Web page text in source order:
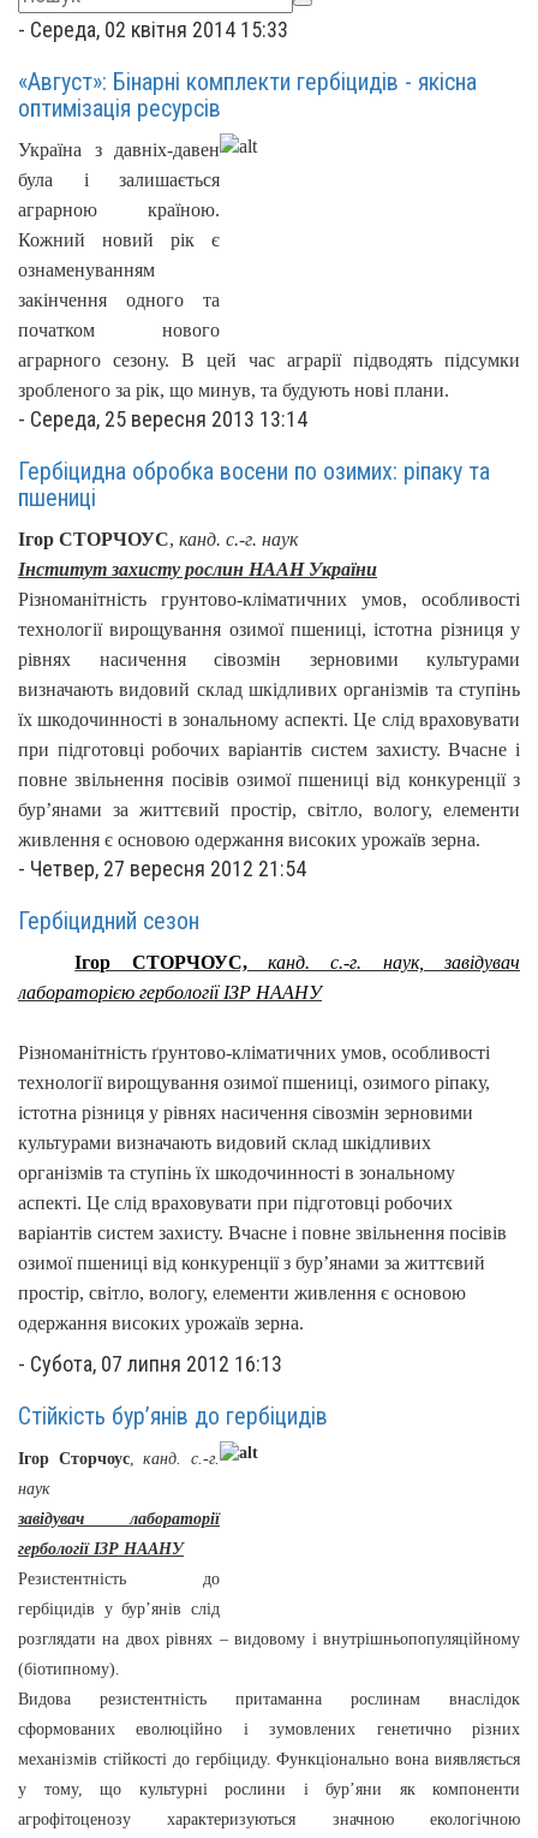
- Середа, 02 квітня 2014 15:33
«Август»: Бінарні комплекти гербіцидів - якісна
оптимізація ресурсів
Україна з давніх-давен
була і залишається
аграрною країною.
Кожний новий рік є
ознаменуванням
закінчення одного та
початком нового
аграрного сезону. В цей час аграрії підводять підсумки
зробленого за рік, що минув, та будують нові плани.
- Середа, 25 вересня 2013 13:14
Гербіцидна обробка восени по озимих: ріпаку та
пшениці
Ігор СТОРЧОУС, канд. с.-г. наук
Інститут захисту рослин НААН України
Різноманітність грунтово-кліматичних умов, особливості
технології вирощування озимої пшениці, істотна різниця у
рівнях насичення сівозмін зерновими культурами
визначають видовий склад шкідливих організмів та ступінь
їх шкодочинності в зональному аспекті. Це слід враховувати
при підготовці робочих варіантів систем захисту. Вчасне і
повне звільнення посівів озимої пшениці від конкуренції з
бур’янами за життєвий простір, світло, вологу, елементи
живлення є основою одержання високих урожаїв зерна.
- Четвер, 27 вересня 2012 21:54
Гербіцидний сезон
Ігор СТОРЧОУС, канд. с.-г. наук, завідувач
лабораторією гербології ІЗР НААНУ
Різноманітність ґрунтово-кліматичних умов, особливості
технології вирощування озимої пшениці, озимого ріпаку,
істотна різниця у рівнях насичення сівозмін зерновими
культурами визначають видовий склад шкідливих
організмів та ступінь їх шкодочинності в зональному
аспекті. Це слід враховувати при підготовці робочих
варіантів систем захисту. Вчасне і повне звільнення посівів
озимої пшениці від конкуренції з бур’янами за життєвий
простір, світло, вологу, елементи живлення є основою
одержання високих урожаїв зерна.
- Субота, 07 липня 2012 16:13
Стійкість бур’янів до гербіцидів
Ігор Сторчоус,канд. с.-г.
наук
завідувач лабораторії
гербології ІЗР НААНУ
Резистентність до
гербіцидів у бур’янів слід
розглядати на двох рівнях – видовому і внутрішньопопуляційному
(біотипному).
Видова резистентність притаманна рослинам внаслідок
сформованих еволюційно і зумовлених генетично різних
механізмів стійкості до гербіциду. Функціонально вона виявляється
у тому, що культурні рослини і бур’яни як компоненти
агрофітоценозу характеризуються значною екологічною